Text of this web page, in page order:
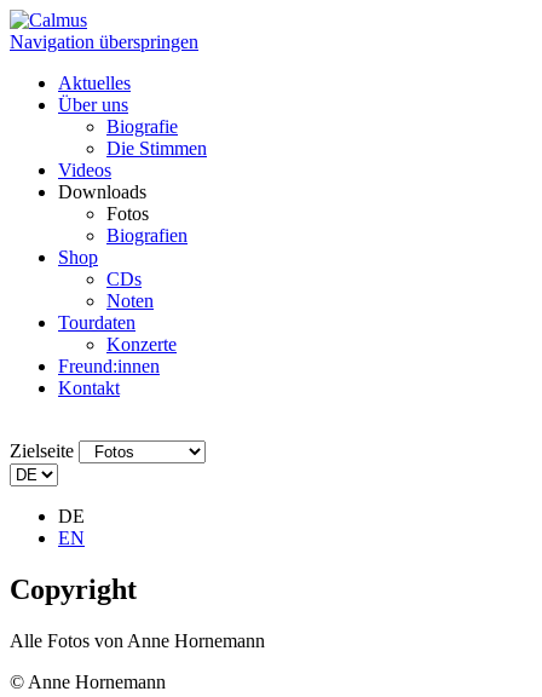
Navigation überspringen
Aktuelles
Über uns
Biografie
Die Stimmen
Videos
Downloads
Fotos
Biografien
Shop
CDs
Noten
Tourdaten
Konzerte
Freund:innen
Kontakt
Zielseite
DE
EN
Copyright
Alle Fotos von Anne Hornemann
© Anne Hornemann